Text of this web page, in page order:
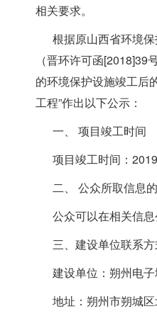
相关要求。
根据原山西省环境保
（晋环许可函
的环境保护设施竣工后
工程”作出以下公示：
一、 项目竣工时间
项目竣工时间：2019
二、 公众所取信息
公众可以在相关信息
三、建设单位联系方
建设单位：朔州电子
地址：朔州市朔城区